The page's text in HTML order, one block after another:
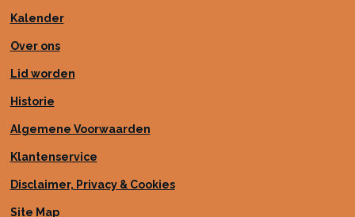
Kalender
Over ons
Lid worden
Historie
Algemene Voorwaarden
Klantenservice
Disclaimer, Privacy & Cookies
Site Map